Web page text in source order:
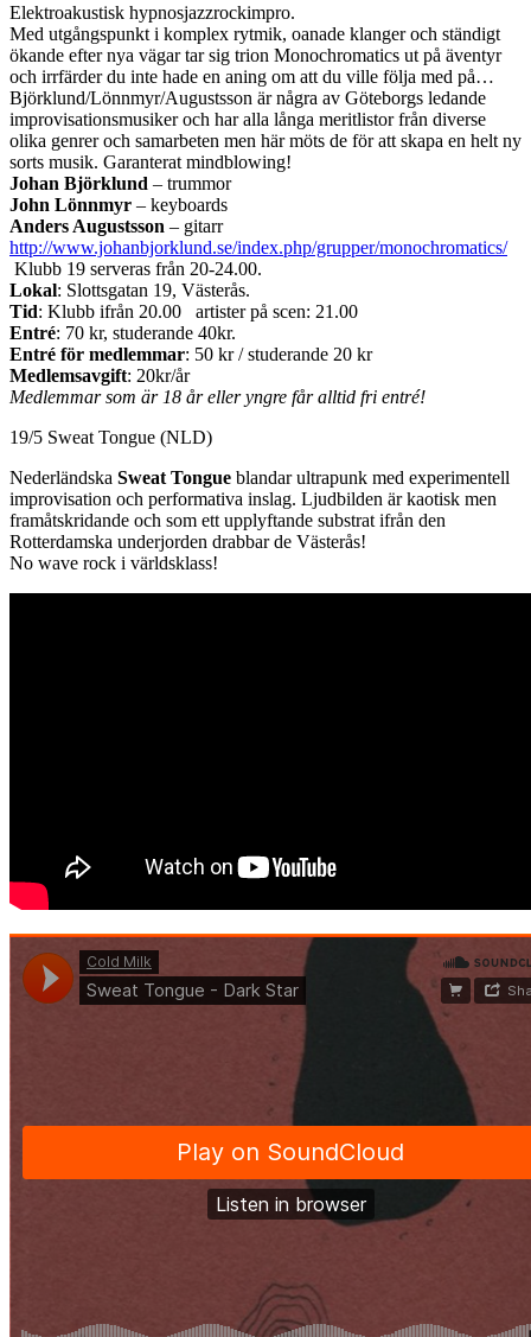
Elektroakustisk hypnosjazzrockimpro.
Med utgångspunkt i komplex rytmik, oanade klanger och ständigt
ökande efter nya vägar tar sig trion Monochromatics ut på äventyr
och irrfärder du inte hade en aning om att du ville följa med på…
Björklund/Lönnmyr/Augustsson är några av Göteborgs ledande
improvisationsmusiker och har alla långa meritlistor från diverse
olika genrer och samarbeten men här möts de för att skapa en helt ny
sorts musik. Garanterat mindblowing!
Johan Björklund – trummor
John Lönnmyr – keyboards
Anders Augustsson – gitarr
http://www.johanbjorklund.se/index.php/grupper/monochromatics/
Klubb 19 serveras från 20-24.00.
Lokal: Slottsgatan 19, Västerås.
Tid: Klubb ifrån 20.00 artister på scen: 21.00
Entré: 70 kr, studerande 40kr.
Entré för medlemmar: 50 kr / studerande 20 kr
Medlemsavgift: 20kr/år
Medlemmar som är 18 år eller yngre får alltid fri entré!
19/5 Sweat Tongue (NLD)
Nederländska Sweat Tongue blandar ultrapunk med experimentell
improvisation och performativa inslag. Ljudbilden är kaotisk men
framåtskridande och som ett upplyftande substrat ifrån den
Rotterdamska underjorden drabbar de Västerås!
No wave rock i världsklass!